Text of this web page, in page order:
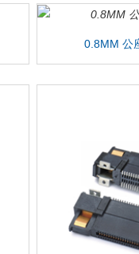
0.8MM 公